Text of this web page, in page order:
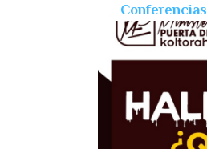
Conferencias